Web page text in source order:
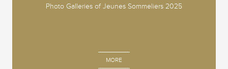
Photo Galleries of Jeunes Sommeliers 2025
MORE